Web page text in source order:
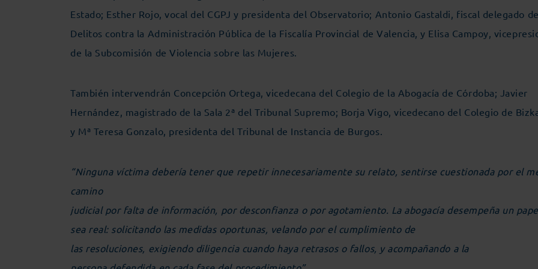
Estado; Esther Rojo, vocal del CGPJ y presidenta del Observatorio; Antonio Gastaldi, fiscal delegado de
Delitos contra la Administración Pública de la Fiscalía Provincial de Valencia, y Elisa Campoy,
de la Subcomisión de Violencia sobre las Mujeres.
También intervendrán Concepción Ortega, vicedecana del Colegio de la Abogacía de Córdoba; Javier
Hernández, magistrado de la Sala 2ª del Tribunal Supremo; Borja Vigo, vicedecano del Colegio de
y Mª Teresa Gonzalo, presidenta del Tribunal de Instancia de Burgos.
“Ninguna víctima debería tener que repetir innecesariamente su relato, sentirse cuestionada por el
camino
judicial por falta de información, por desconfianza o por agotamiento. La abogacía desempeña un
sea real: solicitando las medidas oportunas, velando por el cumplimiento de
las resoluciones, exigiendo diligencia cuando haya retrasos o fallos, y acompañando a la